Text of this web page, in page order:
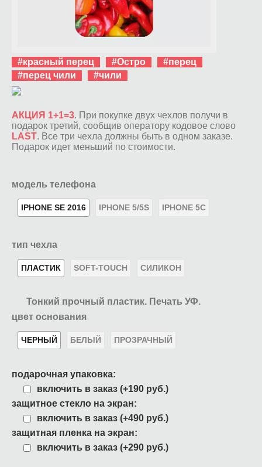
#красный перец #Остро
#перец
#перец чили
#чили
АКЦИЯ 1+1=3. При покупке двух чехлов получи в
подарок третий, сообщив оператору кодовое слово
LAST. Все три чехла должны быть в одном заказе.
Подарок идет меньший по стоимости.
модель телефона
IPHONE SE 2016 IPHONE 5/5S IPHONE 5C
тип чехла
ПЛАСТИК SOFT-TOUCH СИЛИКОН
Тонкий прочный пластик. Печать УФ.
цвет основания
ЧЕРНЫЙ БЕЛЫЙ ПРОЗРАЧНЫЙ
подарочная упаковка:
включить в заказ (+190 руб.)
защитное стекло на экран:
включить в заказ (+490 руб.)
защитная пленка на экран:
включить в заказ (+290 руб.)